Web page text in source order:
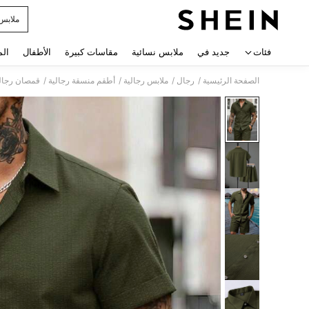
فئات جديد في ملابس نسائية مقاسات كبيرة الأطفال
الصفحة الرئيسية / رجال / ملابس رجالية / أطقم منسقة رجالية / قمصان